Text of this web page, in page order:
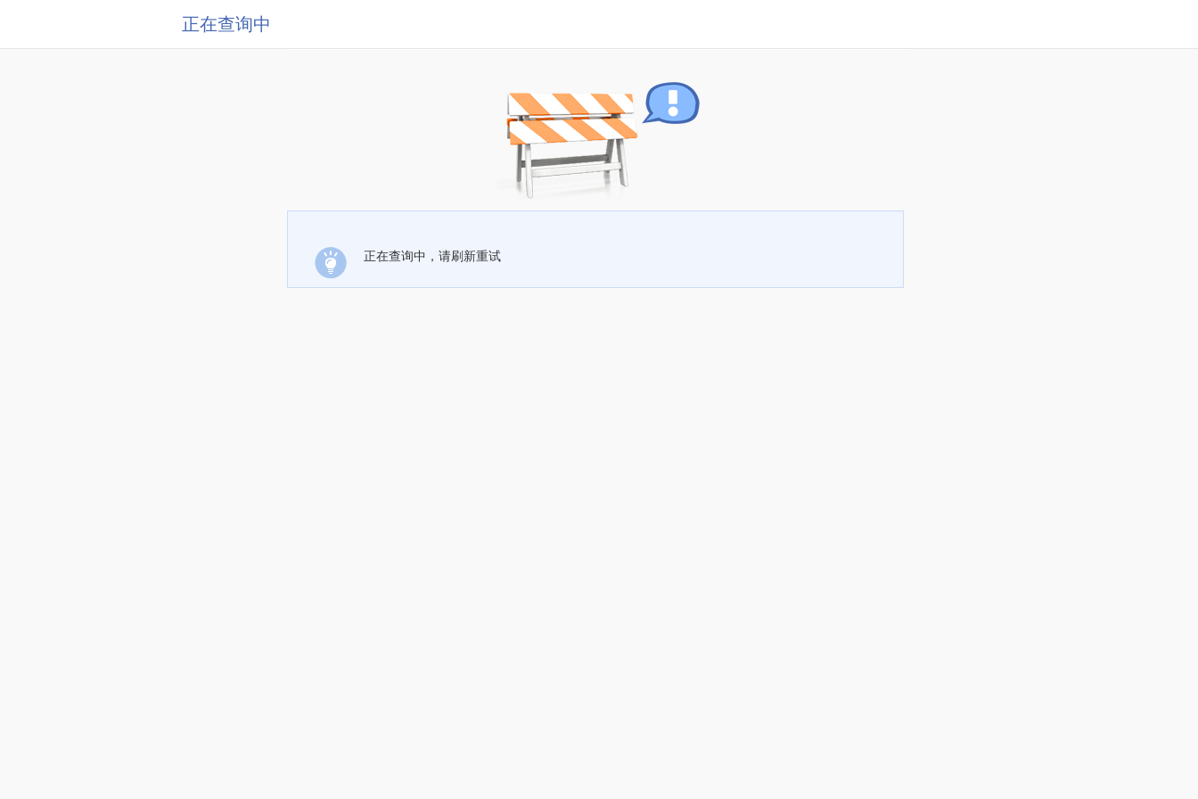
正在查询中
正在查询中，请刷新重试